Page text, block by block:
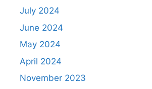
July 2024
June 2024
May 2024
April 2024
November 2023